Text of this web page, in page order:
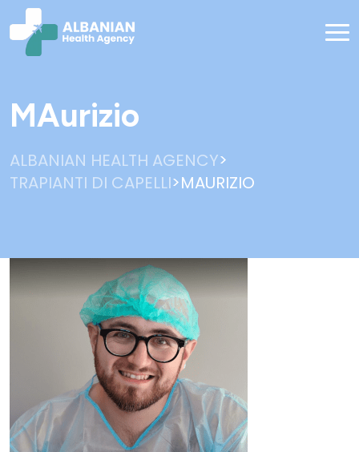
MAurizio
ALBANIAN HEALTH AGENCY>
TRAPIANTI DI CAPELLI>MAURIZIO